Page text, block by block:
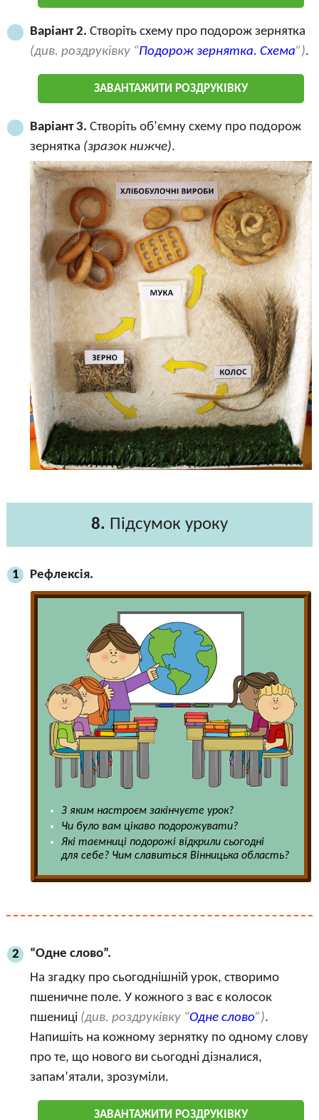
Варіант 2. Створіть схему про подорож зернятка
(див. роздруківку “Подорож зернятка. Схема”).
ЗАВАНТАЖИТИ РОЗДРУКІВКУ
Варіант 3. Створіть об’ємну схему про подорож
зернятка (зразок нижче).
8. Підсумок уроку
1 Рефлексія.
З яким настроєм закінчуєте урок?
Чи було вам цікаво подорожувати?
Які таємниці подорожі відкрили сьогодні
для себе? Чим славиться Вінницька область?
2
“Одне слово”.
На згадку про сьогоднішній урок, створимо
пшеничне поле. У кожного з вас є колосок
пшениці (див. роздруківку “Одне слово”).
Напишіть на кожному зернятку по одному слову
про те, що нового ви сьогодні дізналися,
запам’ятали, зрозуміли.
ЗАВАНТАЖИТИ РОЗДРУКІВКУ